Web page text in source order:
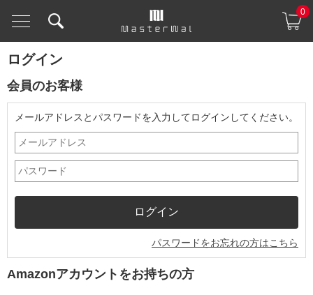
0
ログイン
会員のお客様
メールアドレスとパスワードを入力してログインしてください。
パスワードをお忘れの方はこちら
Amazonアカウントをお持ちの方